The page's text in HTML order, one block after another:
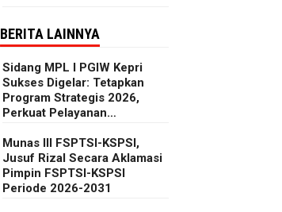
BERITA LAINNYA
Sidang MPL I PGIW Kepri
Sukses Digelar: Tetapkan
Program Strategis 2026,
Perkuat Pelayanan
Sosial
Munas III FSPTSI-KSPSI,
Jusuf Rizal Secara Aklamasi
Pimpin FSPTSI-KSPSI
Periode 2026-2031